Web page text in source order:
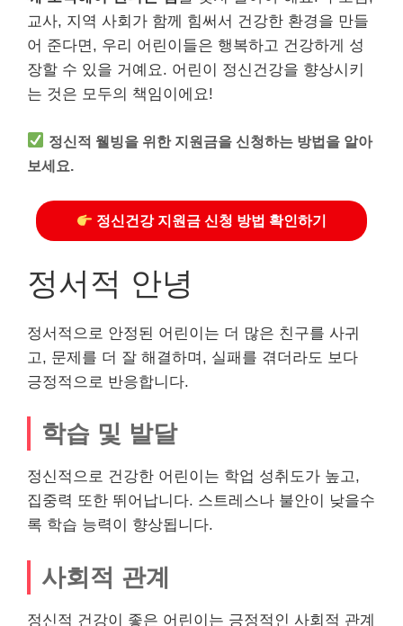
교사, 지역 사회가 함께 힘써서 건강한 환경을 만들
어 준다면, 우리 어린이들은 행복하고 건강하게 성
장할 수 있을 거예요. 어린이 정신건강을 향상시키
는 것은 모두의 책임이에요!
정신적 웰빙을 위한 지원금을 신청하는 방법을 알아
보세요.
정신건강 지원금 신청 방법 확인하기
정서적 안녕
정서적으로 안정된 어린이는 더 많은 친구를 사귀
고, 문제를 더 잘 해결하며, 실패를 겪더라도 보다
긍정적으로 반응합니다.
학습 및 발달
정신적으로 건강한 어린이는 학업 성취도가 높고,
집중력 또한 뛰어납니다. 스트레스나 불안이 낮을수
록 학습 능력이 향상됩니다.
사회적 관계
정신적 건강이 좋은 어린이는 긍정적인 사회적 관계